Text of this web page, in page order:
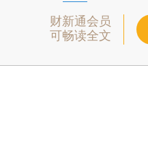
财新通会员
可畅读全文